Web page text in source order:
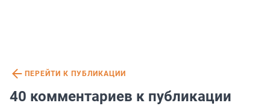
ПЕРЕЙТИ К ПУБЛИКАЦИИ
40 комментариев к публикации